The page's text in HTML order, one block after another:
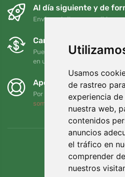
Usamos
de rastreo
experiencia
nuestra web,
contenidos
anuncios
el tráfico en
comprender
nuestros
Al día siguiente y de
Envío gratuito para pedidos
Cambios y
Puede devolver o cambiar su
en un plazo de 90 días
Apoyamos a Trees.org
Por cada pedido plantamos un
somos